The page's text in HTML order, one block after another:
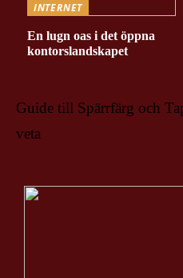
INTERNET
En lugn oas i det öppna
kontorslandskapet
Guide till Spärrfärg och
veta